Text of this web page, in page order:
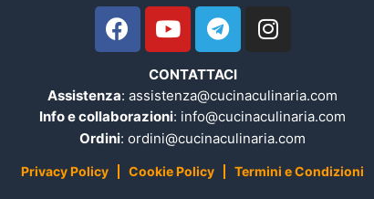
CONTATTACI
Assistenza: assistenza@cucinaculinaria.com
Info e collaborazioni: info@cucinaculinaria.com
Ordini: ordini@cucinaculinaria.com
Privacy Policy Cookie Policy Termini e Condizioni